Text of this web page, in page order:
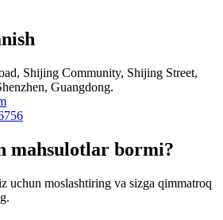
Shijing Community, Shijing Street,
Guangdong.
mahsulotlar bormi?
uchun moslashtiring va sizga qimmatroq